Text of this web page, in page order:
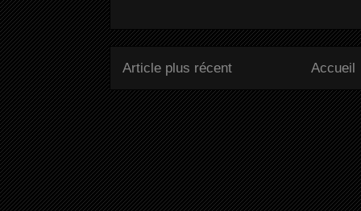
Article plus récent Accueil